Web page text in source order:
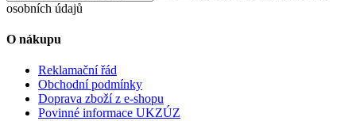
osobních údajů
O nákupu
Reklamační řád
Obchodní podmínky
Doprava zboží z e-shopu
Povinné informace UKZÚZ